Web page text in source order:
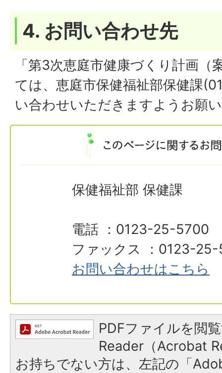
4. お問い合わせ先
「第3次恵庭市健康づくり計画
ては、恵庭市保健福祉部保健課
い合わせいただきますようお願
保健福祉部 保健課
電話 ：0123-25-5700
ファックス ：0123-
お問い合わせはこちら
PDFファイルを閲
Reader（Acrobat
お持ちでない方は、左記の「